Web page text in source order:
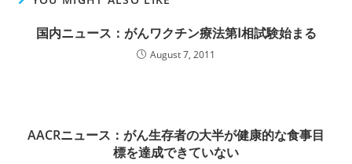
国内ニュース：がんワクチン療法第Ⅰ相試験始まる
August 7, 2011
AACRニュース：がん生存者の大半が健康的な食事目
標を達成できていない